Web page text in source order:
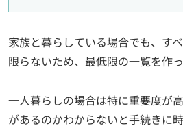
家族と暮らしている場合でも、す
限らないため、最低限の一覧を作
一人暮らしの場合は特に重要度が
があるのかわからないと手続きに